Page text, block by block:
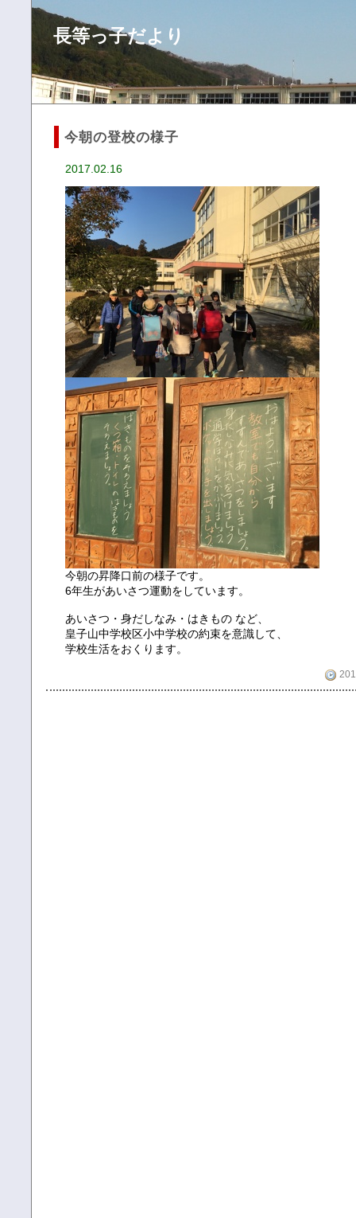
長等っ子だより
今朝の登校の様子
2017.02.16
今朝の昇降口前の様子です。
6年生があいさつ運動をしています。
あいさつ・身だしなみ・はきもの など、
皇子山中学校区小中学校の約束を意識して、
学校生活をおくります。